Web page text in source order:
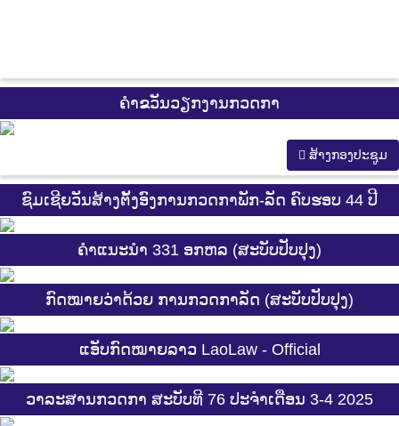
ຄຳຂວັນວຽກງານກວດກາ
ສ້າງກອງປະຊູມ
ຊົມເຊີຍວັນສ້າງຕັ້ງອົງການກວດກາພັກ-ລັດ ຄົບຮອບ 44 ປີ
ຄຳແນະນຳ 331 ອກຫລ (ສະບັບປັບປຸງ)
ກົດໝາຍວ່າດ້ວຍ ການກວດກາລັດ (ສະບັບປັບປຸງ)
ແອັບກົດໝາຍລາວ LaoLaw - Official
ວາລະສານກວດກາ ສະບັບທີ 76 ປະຈຳເດືອນ 3-4 2025